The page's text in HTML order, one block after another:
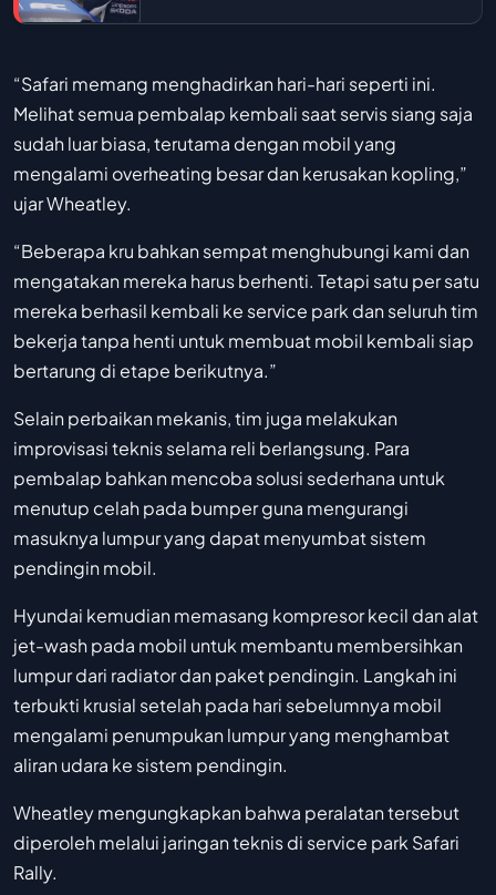
“Safari memang menghadirkan hari-hari seperti ini.
Melihat semua pembalap kembali saat servis siang saja
sudah luar biasa, terutama dengan mobil yang
mengalami overheating besar dan kerusakan kopling,”
ujar Wheatley.
“Beberapa kru bahkan sempat menghubungi kami dan
mengatakan mereka harus berhenti. Tetapi satu per satu
mereka berhasil kembali ke service park dan seluruh tim
bekerja tanpa henti untuk membuat mobil kembali siap
bertarung di etape berikutnya.”
Selain perbaikan mekanis, tim juga melakukan
improvisasi teknis selama reli berlangsung. Para
pembalap bahkan mencoba solusi sederhana untuk
menutup celah pada bumper guna mengurangi
masuknya lumpur yang dapat menyumbat sistem
pendingin mobil.
Hyundai kemudian memasang kompresor kecil dan alat
jet-wash pada mobil untuk membantu membersihkan
lumpur dari radiator dan paket pendingin. Langkah ini
terbukti krusial setelah pada hari sebelumnya mobil
mengalami penumpukan lumpur yang menghambat
aliran udara ke sistem pendingin.
Wheatley mengungkapkan bahwa peralatan tersebut
diperoleh melalui jaringan teknis di service park Safari
Rally.